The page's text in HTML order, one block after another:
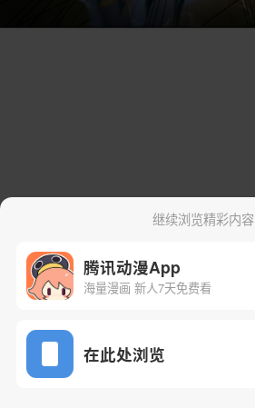
继续浏览精彩内容
腾讯动漫App
海量漫画 新人7天免费看
在此处浏览